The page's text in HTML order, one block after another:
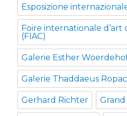
Esposizione
Foire internationale d’art
(FIAC)
Galerie Esther
Galerie Thaddaeus Ropac
Gerhard Richter Grand